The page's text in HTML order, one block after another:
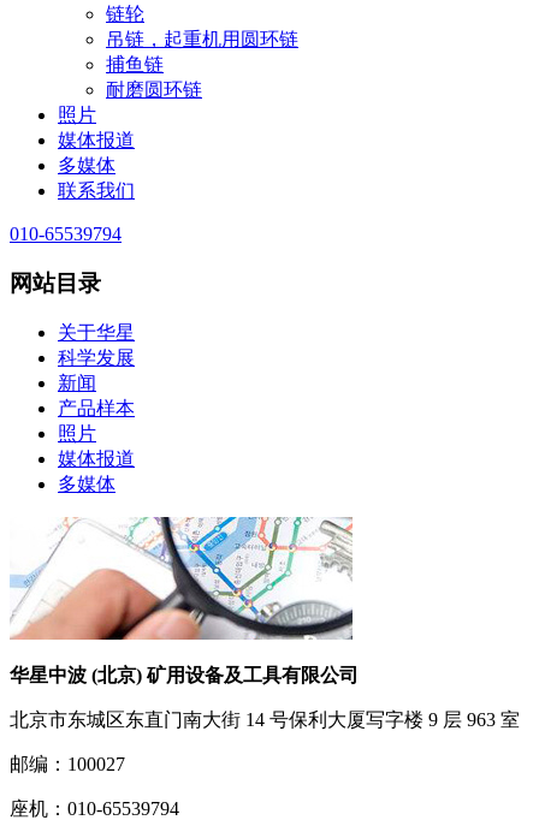
链轮
吊链，起重机用圆环链
捕鱼链
耐磨圆环链
照片
媒体报道
多媒体
联系我们
010-65539794
网站目录
关于华星
科学发展
新闻
产品样本
照片
媒体报道
多媒体
华星中波 (北京) 矿用设备及工具有限公司
北京市东城区东直门南大街 14 号保利大厦写字楼 9 层 963 室
邮编：100027
座机：010-65539794